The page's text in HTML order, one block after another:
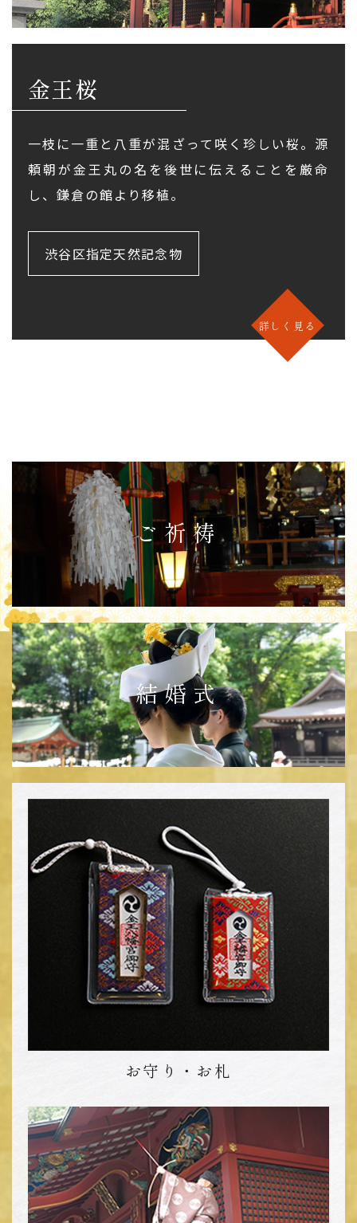
ご祈祷お申込みの前にお電話にて、
必ずご予約をお願いいたします。
ご予約済みの方はこちら
ご予約がお済みでない方は
下記電話番号にご連絡ください。
03-3407-1811
金王桜
一枝に一重と八重が混ざって咲く珍しい桜。源
頼朝が金王丸の名を後世に伝えることを厳命
し、鎌倉の館より移植。
渋谷区指定天然記念物
詳しく見る
ご祈祷
結婚式
お守り・お札